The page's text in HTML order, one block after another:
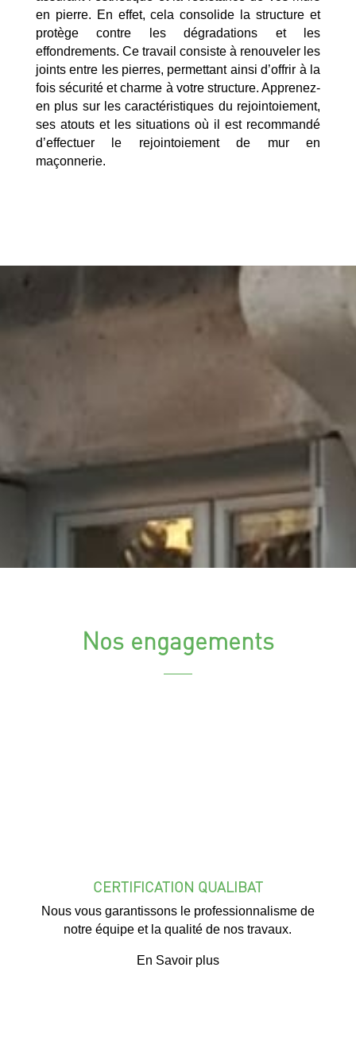
en pierre. En effet, cela consolide la structure et
protège contre les dégradations et les
effondrements. Ce travail consiste à renouveler les
joints entre les pierres, permettant ainsi d’offrir à la
fois sécurité et charme à votre structure. Apprenez-
en plus sur les caractéristiques du rejointoiement,
ses atouts et les situations où il est recommandé
d’effectuer le rejointoiement de mur en
maçonnerie.
Nos engagements
CERTIFICATION QUALIBAT
Nous vous garantissons le professionnalisme de
notre équipe et la qualité de nos travaux.
En Savoir plus